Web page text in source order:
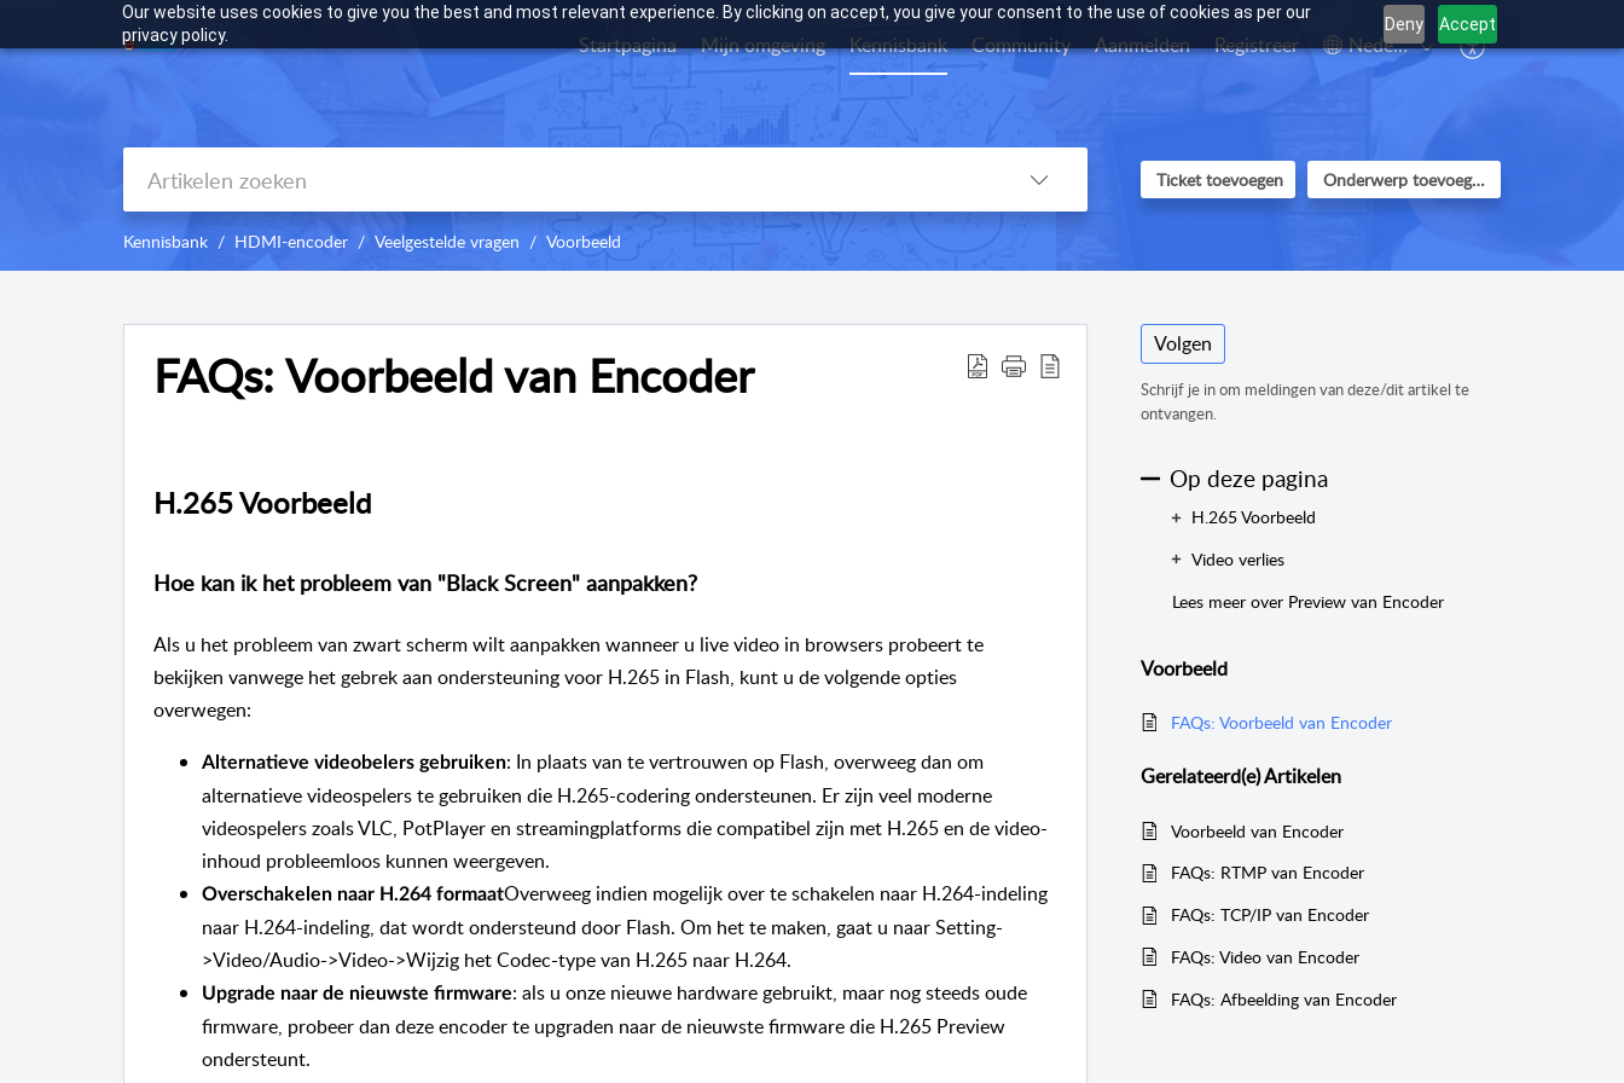
Our website uses cookies to give you the best and most relevant experience. By clicking on accept, you give your consent to the use of cookies as per our
privacy policy.
Deny Accept
Startpagina Mijn omgeving Kennisbank Community Aanmelden Registreer Nederlands
Ticket toevoegen Onderwerp toevoegen
Kennisbank HDMI-encoder Veelgestelde vragen Voorbeeld
FAQs: Voorbeeld van Encoder
H.265 Voorbeeld
Hoe kan ik het probleem van "Black Screen" aanpakken?
Als u het probleem van zwart scherm wilt aanpakken wanneer u live video in browsers probeert te
bekijken vanwege het gebrek aan ondersteuning voor H.265 in Flash, kunt u de volgende opties
overwegen:
Alternatieve videobelers gebruiken: In plaats van te vertrouwen op Flash, overweeg dan om
alternatieve videospelers te gebruiken die H.265-codering ondersteunen. Er zijn veel moderne
videospelers zoals VLC, PotPlayer en streamingplatforms die compatibel zijn met H.265 en de video-
inhoud probleemloos kunnen weergeven.
Overschakelen naar H.264 formaatOverweeg indien mogelijk over te schakelen naar H.264-indeling
naar H.264-indeling, dat wordt ondersteund door Flash. Om het te maken, gaat u naar Setting-
>Video/Audio->Video->Wijzig het Codec-type van H.265 naar H.264.
Upgrade naar de nieuwste firmware: als u onze nieuwe hardware gebruikt, maar nog steeds oude
firmware, probeer dan deze encoder te upgraden naar de nieuwste firmware die H.265 Preview
ondersteunt.
Volgen
Schrijf je in om meldingen van deze/dit artikel te
ontvangen.
Op deze pagina
H.265 Voorbeeld
Video verlies
Lees meer over Preview van Encoder
Voorbeeld
FAQs: Voorbeeld van Encoder
Gerelateerd(e)Artikelen
Voorbeeld van Encoder
FAQs: RTMP van Encoder
FAQs: TCP/IP van Encoder
FAQs: Video van Encoder
FAQs: Afbeelding van Encoder